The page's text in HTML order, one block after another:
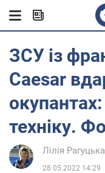
ЗСУ із
Caesar
техніку.
Лілія Рагуцька
28.05.2022 14:29